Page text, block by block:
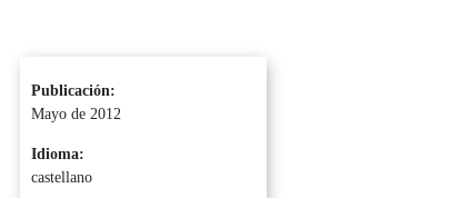
Publicación:
Mayo de 2012
Idioma:
castellano